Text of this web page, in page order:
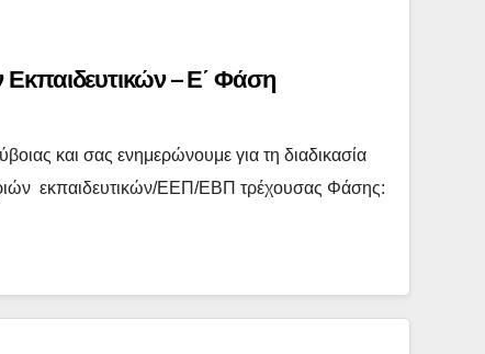
– Ε΄ Φάση
και σας ενημερώνουμε για τη διαδικασία
εκπαιδευτικών/ΕΕΠ/ΕΒΠ τρέχουσας Φάσης: